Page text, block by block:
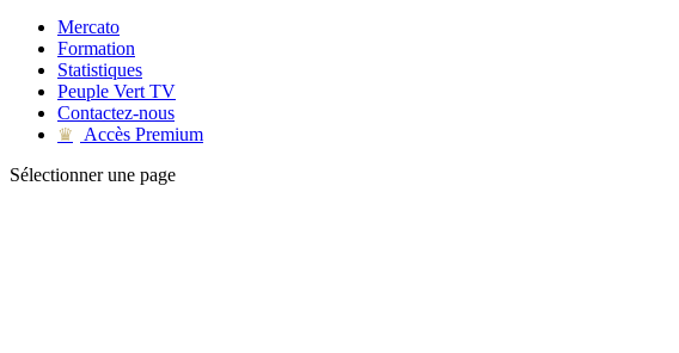
Mercato
Formation
Statistiques
Peuple Vert TV
Contactez-nous
♛
Accès Premium
Sélectionner une page